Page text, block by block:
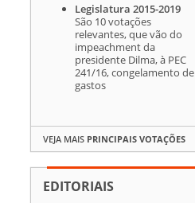
Legislatura 2015-2019
São 10 votações
relevantes, que vão do
impeachment da
presidente Dilma, à PEC
241/16, congelamento de
gastos
VEJA MAIS PRINCIPAIS VOTAÇÕES
EDITORIAIS